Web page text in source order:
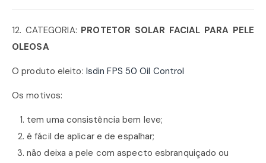
12. CATEGORIA: PROTETOR SOLAR FACIAL PARA PELE
OLEOSA
O produto eleito: Isdin FPS 50 Oil Control
Os motivos:
tem uma consistência bem leve;
é fácil de aplicar e de espalhar;
não deixa a pele com aspecto esbranquiçado ou